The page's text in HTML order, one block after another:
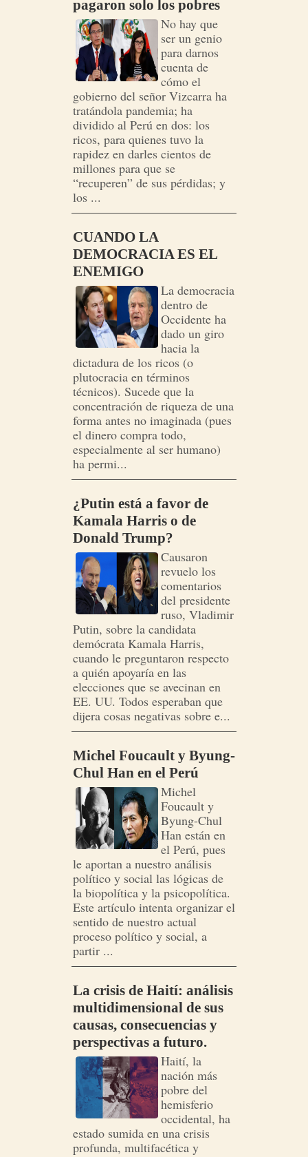
pagaron solo los pobres
No hay que
ser un genio
para darnos
cuenta de
cómo el
gobierno del señor Vizcarra ha
tratándola pandemia; ha
dividido al Perú en dos: los
ricos, para quienes tuvo la
rapidez en darles cientos de
millones para que se
“recuperen” de sus pérdidas; y
los ...
CUANDO LA
DEMOCRACIA ES EL
ENEMIGO
La democracia
dentro de
Occidente ha
dado un giro
hacia la
dictadura de los ricos (o
plutocracia en términos
técnicos). Sucede que la
concentración de riqueza de una
forma antes no imaginada (pues
el dinero compra todo,
especialmente al ser humano)
ha permi...
¿Putin está a favor de
Kamala Harris o de
Donald Trump?
Causaron
revuelo los
comentarios
del presidente
ruso, Vladimir
Putin, sobre la candidata
demócrata Kamala Harris,
cuando le preguntaron respecto
a quién apoyaría en las
elecciones que se avecinan en
EE. UU. Todos esperaban que
dijera cosas negativas sobre e...
Michel Foucault y Byung-
Chul Han en el Perú
Michel
Foucault y
Byung-Chul
Han están en
el Perú, pues
le aportan a nuestro análisis
político y social las lógicas de
la biopolítica y la psicopolítica.
Este artículo intenta organizar el
sentido de nuestro actual
proceso político y social, a
partir ...
La crisis de Haití: análisis
multidimensional de sus
causas, consecuencias y
perspectivas a futuro.
Haití, la
nación más
pobre del
hemisferio
occidental, ha
estado sumida en una crisis
profunda, multifacética y